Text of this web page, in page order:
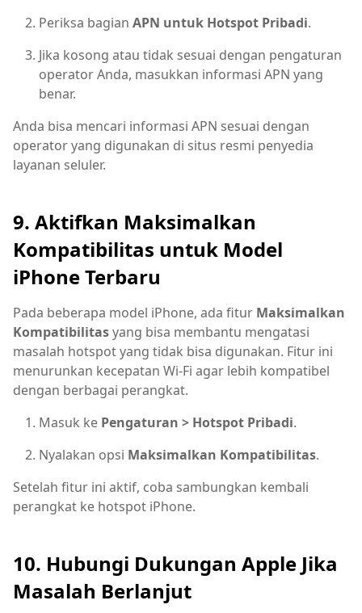
Periksa bagian APN untuk Hotspot Pribadi.
Jika kosong atau tidak sesuai dengan pengaturan
operator Anda, masukkan informasi APN yang
benar.
Anda bisa mencari informasi APN sesuai dengan
operator yang digunakan di situs resmi penyedia
layanan seluler.
9. Aktifkan Maksimalkan
Kompatibilitas untuk Model
iPhone Terbaru
Pada beberapa model iPhone, ada fitur Maksimalkan
Kompatibilitasyang bisa membantu mengatasi
masalah hotspot yang tidak bisa digunakan. Fitur ini
menurunkan kecepatan Wi-Fi agar lebih kompatibel
dengan berbagai perangkat.
Masuk ke Pengaturan > Hotspot Pribadi.
Nyalakan opsi Maksimalkan Kompatibilitas.
Setelah fitur ini aktif, coba sambungkan kembali
perangkat ke hotspot iPhone.
10. Hubungi Dukungan Apple Jika
Masalah Berlanjut